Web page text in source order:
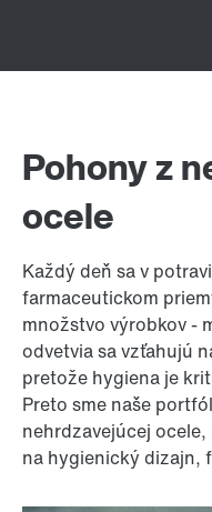
Pohony z
ocele
Každý deň sa v
farmaceutickom
množstvo výrobkov -
odvetvia sa vzťahujú
pretože hygiena je
Preto sme naše
nehrdzavejúcej
na hygienický dizajn,